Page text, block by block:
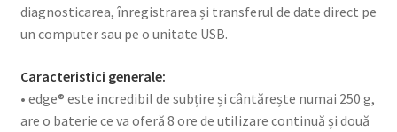
diagnosticarea, înregistrarea și transferul de date direct pe
un computer sau pe o unitate USB.
Caracteristici generale:
• edge® este incredibil de subțire și cântărește numai 250 g,
are o baterie ce va oferă 8 ore de utilizare continuă și două